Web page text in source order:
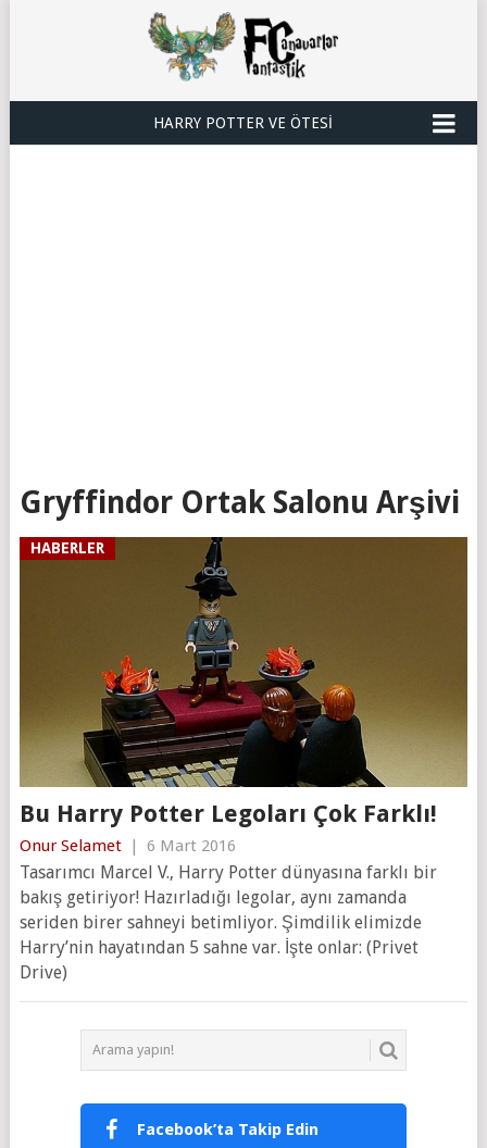
HARRY POTTER VE ÖTESI
Gryffindor Ortak Salonu Arşivi
HABERLER
Bu Harry Potter Legoları Çok Farklı!
Onur Selamet | 6 Mart 2016
Tasarımcı Marcel V., Harry Potter dünyasına farklı bir
bakış getiriyor! Hazırladığı legolar, aynı zamanda
seriden birer sahneyi betimliyor. Şimdilik elimizde
Harry’nin hayatından 5 sahne var. İşte onlar: (Privet
Drive)
Facebook’ta Takip Edin